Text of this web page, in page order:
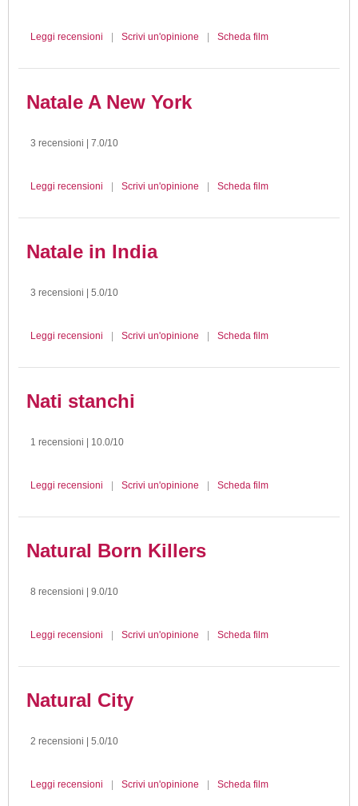
Leggi recensioni Scrivi un'opinione Scheda film
Natale A New York
3 recensioni | 7.0/10
Leggi recensioni Scrivi un'opinione Scheda film
Natale in India
3 recensioni | 5.0/10
Leggi recensioni Scrivi un'opinione Scheda film
Nati stanchi
1 recensioni | 10.0/10
Leggi recensioni Scrivi un'opinione Scheda film
Natural Born Killers
8 recensioni | 9.0/10
Leggi recensioni Scrivi un'opinione Scheda film
Natural City
2 recensioni | 5.0/10
Leggi recensioni Scrivi un'opinione Scheda film